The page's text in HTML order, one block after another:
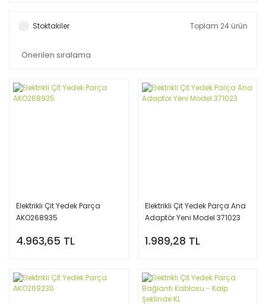
Stoktakiler Toplam 24 ürün
Elektrikli Çit Yedek Parça
AKO268935
4.963,65 TL
Elektrikli Çit Yedek Parça Ana
Adaptör Yeni Model 371023
1.989,28 TL